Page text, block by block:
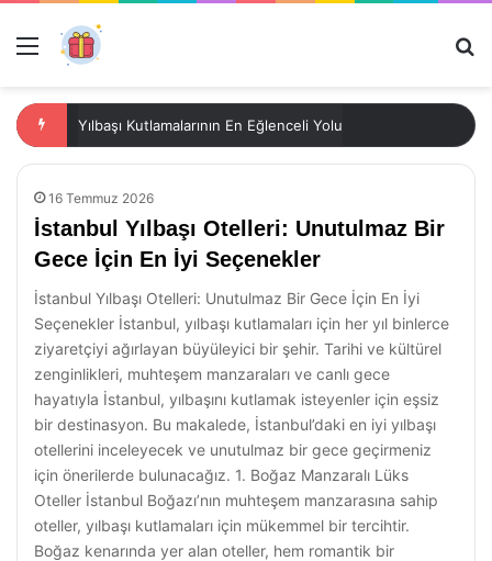
Menü
Yılbaşı Kutlamalarının En Eğlenceli Yolu
16 Temmuz 2026
İstanbul Yılbaşı Otelleri: Unutulmaz Bir
Gece İçin En İyi Seçenekler
İstanbul Yılbaşı Otelleri: Unutulmaz Bir Gece İçin En İyi
Seçenekler İstanbul, yılbaşı kutlamaları için her yıl binlerce
ziyaretçiyi ağırlayan büyüleyici bir şehir. Tarihi ve kültürel
zenginlikleri, muhteşem manzaraları ve canlı gece
hayatıyla İstanbul, yılbaşını kutlamak isteyenler için eşsiz
bir destinasyon. Bu makalede, İstanbul’daki en iyi yılbaşı
otellerini inceleyecek ve unutulmaz bir gece geçirmeniz
için önerilerde bulunacağız. 1. Boğaz Manzaralı Lüks
Oteller İstanbul Boğazı’nın muhteşem manzarasına sahip
oteller, yılbaşı kutlamaları için mükemmel bir tercihtir.
Boğaz kenarında yer alan oteller, hem romantik bir